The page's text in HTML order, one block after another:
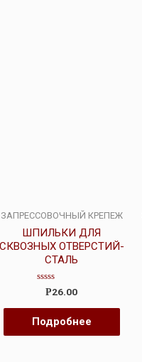
ЗАПРЕССОВОЧНЫЙ КРЕПЕЖ
ШПИЛЬКИ ДЛЯ
СКВОЗНЫХ ОТВЕРСТИЙ-
СТАЛЬ
Оценка
из
5
Р26.00
Подробнее